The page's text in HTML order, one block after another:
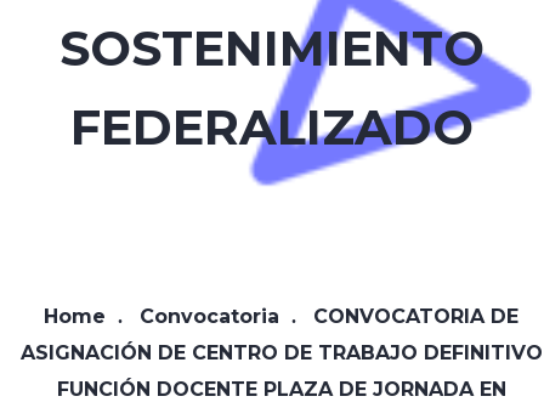
SOSTENIMIENTO
FEDERALIZADO
Home Convocatoria
CONVOCATORIA DE
ASIGNACIÓN DE CENTRO DE TRABAJO DEFINITIVO
FUNCIÓN DOCENTE PLAZA DE JORNADA EN